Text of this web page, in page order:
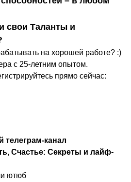
свои Таланты и
на хорошей работе? :)
с 25-летним опытом.
прямо сейчас:
канал
Счастье: Секреты и лайф-
ютюб